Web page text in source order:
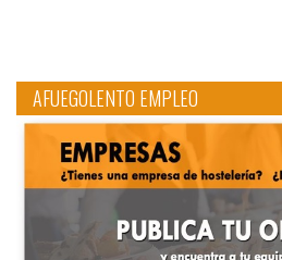
AFUEGOLENTO EMPLEO